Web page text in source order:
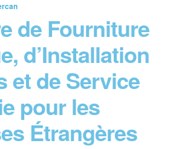
de Fourniture
d’Installation
et de Service
pour les
Étrangères